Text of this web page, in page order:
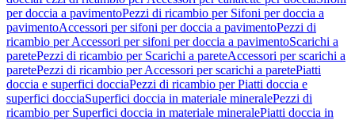
per doccia a pavimentoPezzi di ricambio per Sifoni per doccia a
pavimentoAccessori per sifoni per doccia a pavimentoPezzi di
ricambio per Accessori per sifoni per doccia a pavimentoScarichi a
paretePezzi di ricambio per Scarichi a pareteAccessori per scarichi a
paretePezzi di ricambio per Accessori per scarichi a paretePiatti
doccia e superfici docciaPezzi di ricambio per Piatti doccia e
superfici docciaSuperfici doccia in materiale mineralePezzi di
ricambio per Superfici doccia in materiale mineralePiatti doccia in